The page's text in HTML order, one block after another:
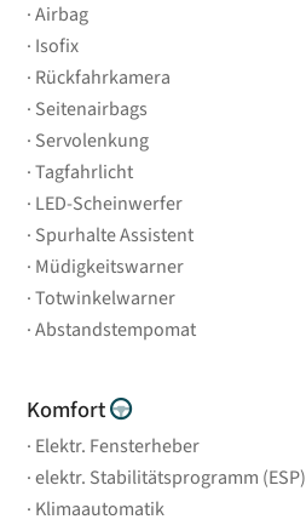
Airbag
Isofix
Rückfahrkamera
Seitenairbags
Servolenkung
Tagfahrlicht
LED-Scheinwerfer
Spurhalte Assistent
Müdigkeitswarner
Totwinkelwarner
Abstandstempomat
Komfort
Elektr. Fensterheber
elektr. Stabilitätsprogramm (ESP)
Klimaautomatik